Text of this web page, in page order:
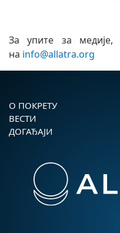
За упите за медије,
на info@allatra.org
О ПОКРЕТУ
ВЕСТИ
ДОГАЂАЈИ